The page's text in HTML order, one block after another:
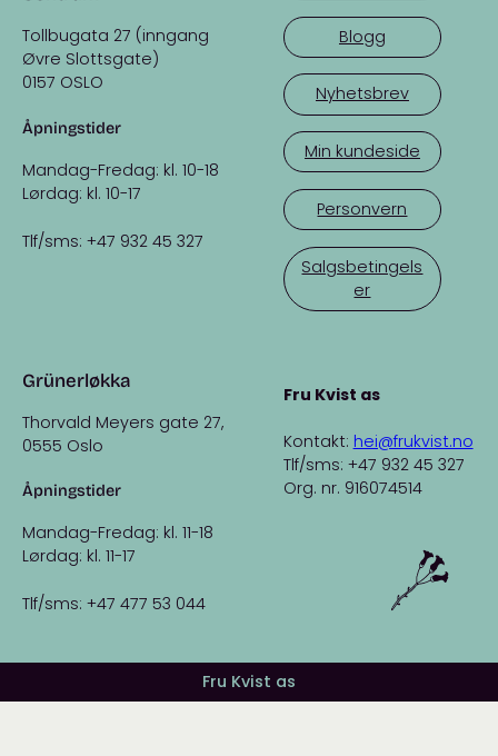
Tollbugata 27 (inngang
Øvre Slottsgate)
0157 OSLO
Åpningstider
Mandag-Fredag: kl. 10-18
Lørdag: kl. 10-17
Tlf/sms: +47 932 45 327
Grünerløkka
Thorvald Meyers gate 27,
0555 Oslo
Åpningstider
Mandag-Fredag: kl. 11-18
Lørdag: kl. 11-17
Tlf/sms: +47 477 53 044
Blogg
Nyhetsbrev
Min kundeside
Personvern
Salgsbetingels
er
Fru Kvist as
Kontakt: hei@frukvist.no
Tlf/sms: +47 932 45 327
Org. nr. 916074514
Fru Kvist as